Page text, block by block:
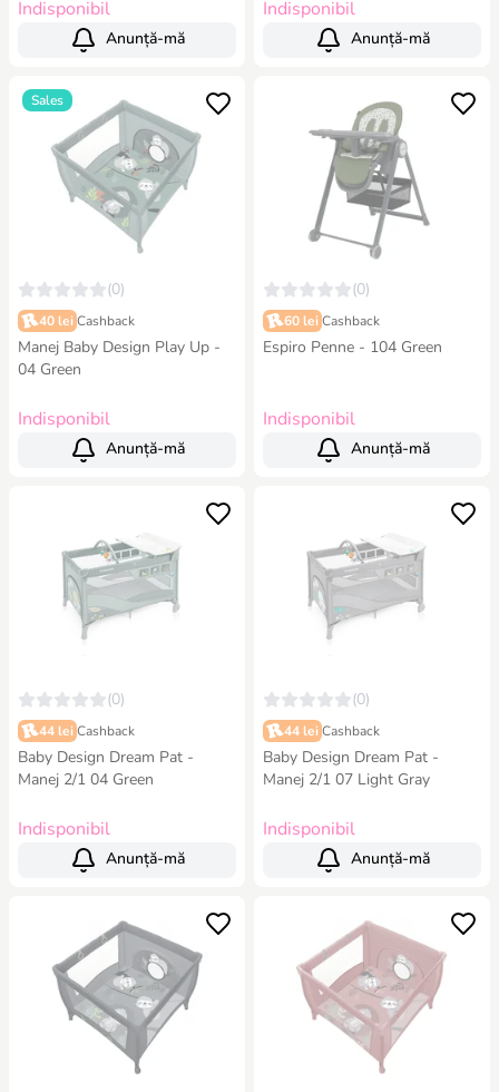
Indisponibil
Anunță-mă
Indisponibil
Anunță-mă
Sales
(0)
40 lei Cashback
Manej Baby Design Play Up -
04 Green
Indisponibil
Anunță-mă
(0)
60 lei Cashback
Espiro Penne - 104 Green
Indisponibil
Anunță-mă
(0)
44 lei Cashback
Baby Design Dream Pat -
Manej 2/1 04 Green
Indisponibil
Anunță-mă
(0)
44 lei Cashback
Baby Design Dream Pat -
Manej 2/1 07 Light Gray
Indisponibil
Anunță-mă